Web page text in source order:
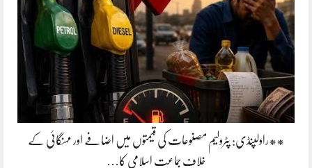
**راولپنڈی: پٹرولیم مصنوعات کی قیمتوں میں اضافے اور مہنگائی کے
خلاف جماعت اسلامی کا…